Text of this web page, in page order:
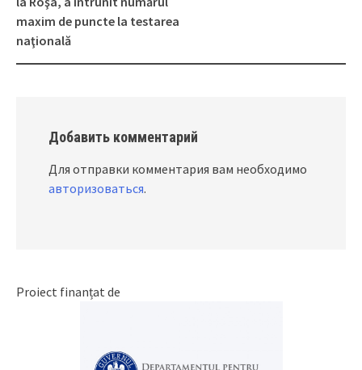
maxim de puncte la testarea
naţională
Добавить комментарий
Для отправки комментария вам необходимо
авторизоваться.
Proiect finanțat de